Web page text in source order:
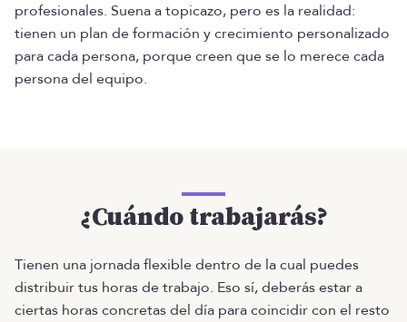
profesionales. Suena a topicazo, pero es la realidad:
tienen un plan de formación y crecimiento personalizado
para cada persona, porque creen que se lo merece cada
persona del equipo.
¿Cuándo trabajarás?
Tienen una jornada flexible dentro de la cual puedes
distribuir tus horas de trabajo. Eso sí, deberás estar a
ciertas horas concretas del día para coincidir con el resto